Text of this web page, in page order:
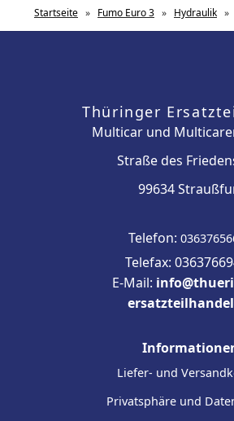
Startseite » Fumo Euro 3 » Hydraulik »
Thüringer
Multicar und
Straße des
99634
Telefon:
Telefax:
E-Mail:
Liefer- und
Privatsphäre und